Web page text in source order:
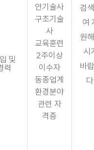
검
여
원
시
바
안기술사
구조기술
사
교육훈련
2주이상
이수자
동종업계
환경분야
관련 자
격증
및
력